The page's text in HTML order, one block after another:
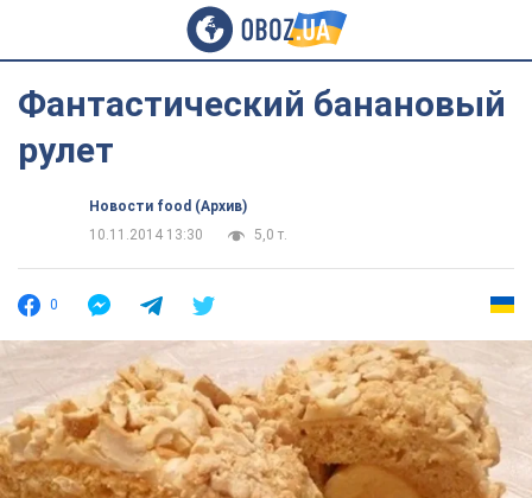
Фантастический банановый
рулет
Новости food (Архив)
10.11.2014 13:30
5,0 т.
0